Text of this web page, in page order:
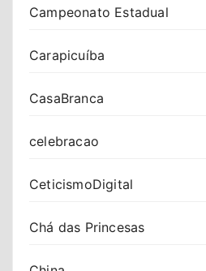
Campeonato Estadual
Carapicuíba
CasaBranca
celebracao
CeticismoDigital
Chá das Princesas